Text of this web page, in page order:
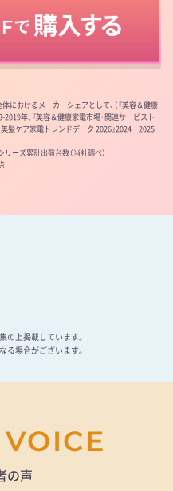
におけるメーカーシェアとして、（『美容＆健康
年、『美容＆健康家電市場・関連サービスト
美髪ケア家電トレンドデータ 2026』2024－2025
ーズ累計出荷台数（当社調べ）
の上掲載しています。
る場合がございます。
VOICE
の声